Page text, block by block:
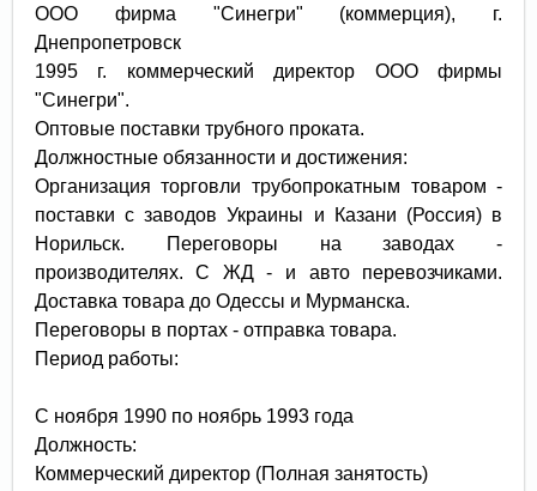
ООО фирма "Синегри" (коммерция), г.
Днепропетровск
1995 г. коммерческий директор ООО фирмы
"Синегри".
Оптовые поставки трубного проката.
Должностные обязанности и достижения:
Организация торговли трубопрокатным товаром -
поставки с заводов Украины и Казани (Россия) в
Норильск. Переговоры на заводах -
производителях. С ЖД - и авто перевозчиками.
Доставка товара до Одессы и Мурманска.
Переговоры в портах - отправка товара.
Период работы:
С ноября 1990 по ноябрь 1993 года
Должность:
Коммерческий директор (Полная занятость)